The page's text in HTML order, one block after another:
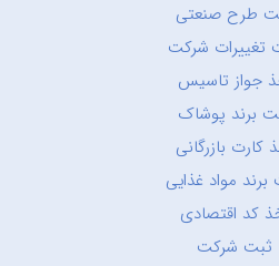
طرح صنعتی
تغییرات شرکت
جواز تاسیس
برند پوشاک
کارت بازرگانی
مواد غذایی
کد اقتصادی
ثبت شرکت